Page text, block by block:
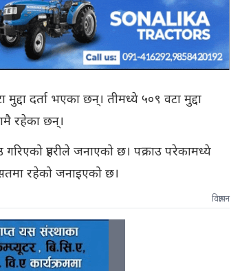
दर्ता भएका छन्। तीमध्ये ५०९ वटा मुद्दा
रहेका छन्।
प्रहरीले जनाएको छ। पक्राउ परेकामध्ये
रहेको जनाइएको छ।
विज्ञापन